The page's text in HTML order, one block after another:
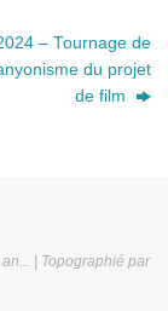
– Tournage de
du projet
de film
| Topographié par